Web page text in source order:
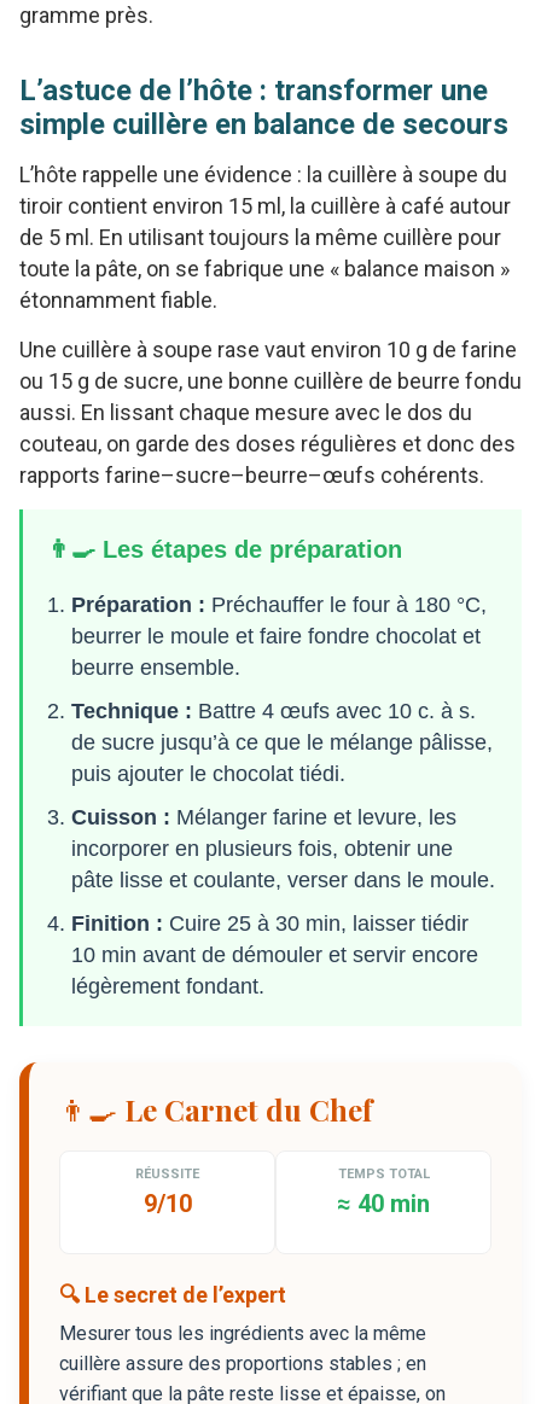
gramme près.
L’astuce de l’hôte : transformer une
simple cuillère en balance de secours
L’hôte rappelle une évidence : la cuillère à soupe du
tiroir contient environ 15 ml, la cuillère à café autour
de 5 ml. En utilisant toujours la même cuillère pour
toute la pâte, on se fabrique une « balance maison »
étonnamment fiable.
Une cuillère à soupe rase vaut environ 10 g de farine
ou 15 g de sucre, une bonne cuillère de beurre fondu
aussi. En lissant chaque mesure avec le dos du
couteau, on garde des doses régulières et donc des
rapports farine–sucre–beurre–œufs cohérents.
👨‍🍳 Les étapes de préparation
Préparation : Préchauffer le four à 180 °C,
beurrer le moule et faire fondre chocolat et
beurre ensemble.
Technique : Battre 4 œufs avec 10 c. à s.
de sucre jusqu’à ce que le mélange pâlisse,
puis ajouter le chocolat tiédi.
Cuisson : Mélanger farine et levure, les
incorporer en plusieurs fois, obtenir une
pâte lisse et coulante, verser dans le moule.
Finition : Cuire 25 à 30 min, laisser tiédir
10 min avant de démouler et servir encore
légèrement fondant.
👨‍🍳 Le Carnet du Chef
RÉUSSITE
9/10
TEMPS TOTAL
≈ 40 min
🔍 Le secret de l’expert
Mesurer tous les ingrédients avec la même
cuillère assure des proportions stables ; en
vérifiant que la pâte reste lisse et épaisse, on